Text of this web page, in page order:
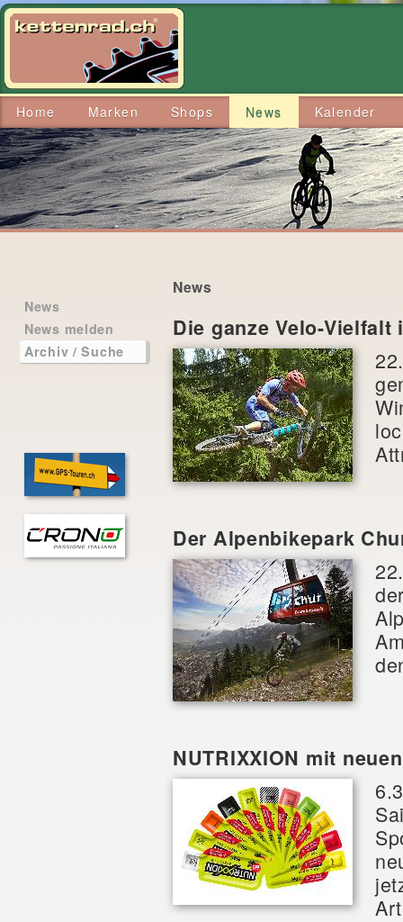
Home Marken Shops News Kalender
News
News melden
Archiv / Suche
News
Die ganze Velo-Vielfalt
Der Alpenbikepark
NUTRIXXION mit